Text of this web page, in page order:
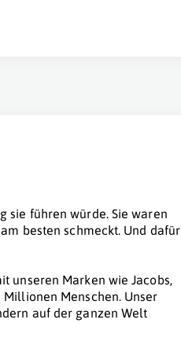
sie führen würde. Sie waren
besten schmeckt. Und dafür
unseren Marken wie Jacobs,
Menschen. Unser
auf der ganzen Welt